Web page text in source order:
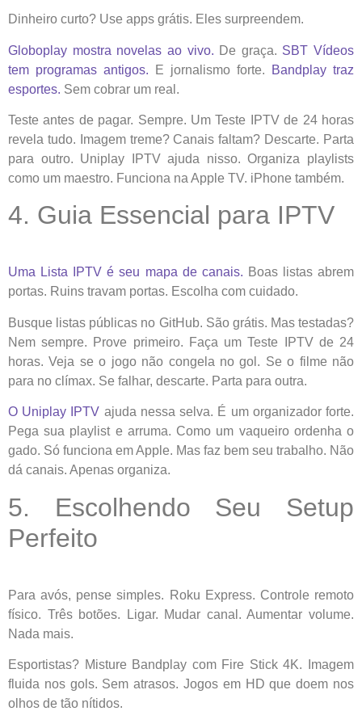
Dinheiro curto? Use apps grátis. Eles surpreendem.
Globoplay mostra novelas ao vivo. De graça. SBT Vídeos
tem programas antigos. E jornalismo forte.
Bandplay traz
esportes. Sem cobrar um real.
Teste antes de pagar. Sempre. Um Teste IPTV de 24 horas
revela tudo. Imagem treme? Canais faltam? Descarte. Parta
para outro. Uniplay IPTV ajuda nisso. Organiza playlists
como um maestro. Funciona na Apple TV. iPhone também.
4. Guia Essencial para IPTV
Uma Lista IPTV é seu mapa de canais. Boas listas abrem
portas. Ruins travam portas. Escolha com cuidado.
Busque listas públicas no GitHub. São grátis. Mas testadas?
Nem sempre. Prove primeiro. Faça um Teste IPTV de 24
horas. Veja se o jogo não congela no gol. Se o filme não
para no clímax. Se falhar, descarte. Parta para outra.
O Uniplay IPTV ajuda nessa selva. É um organizador forte.
Pega sua playlist e arruma. Como um vaqueiro ordenha o
gado. Só funciona em Apple. Mas faz bem seu trabalho. Não
dá canais. Apenas organiza.
5. Escolhendo Seu Setup
Perfeito
Para avós, pense simples. Roku Express. Controle remoto
físico. Três botões. Ligar. Mudar canal. Aumentar volume.
Nada mais.
Esportistas? Misture Bandplay com Fire Stick 4K. Imagem
fluida nos gols. Sem atrasos. Jogos em HD que doem nos
olhos de tão nítidos.